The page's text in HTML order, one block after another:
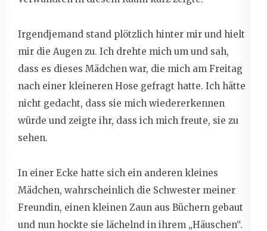
Irgendjemand stand plötzlich hinter mir und hielt
mir die Augen zu. Ich drehte mich um und sah,
dass es dieses Mädchen war, die mich am Freitag
nach einer kleineren Hose gefragt hatte. Ich hätte
nicht gedacht, dass sie mich wiedererkennen
würde und zeigte ihr, dass ich mich freute, sie zu
sehen.
In einer Ecke hatte sich ein anderen kleines
Mädchen, wahrscheinlich die Schwester meiner
Freundin, einen kleinen Zaun aus Büchern gebaut
und nun hockte sie lächelnd in ihrem „Häuschen“.